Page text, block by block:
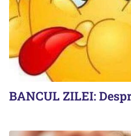
BANCUL ZILEI: